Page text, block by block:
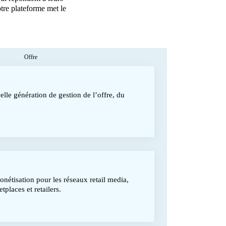
plateforme met le
Offre
génération de gestion de l’offre, du
pour les réseaux retail media,
et retailers.